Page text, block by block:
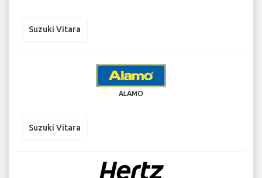
Suzuki Vitara
ALAMO
Suzuki Vitara